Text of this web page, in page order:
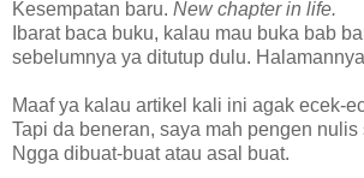
Kesempatan baru. New chapter in life.
Ibarat baca buku, kalau mau buka bab
sebelumnya ya ditutup dulu.
Maaf ya kalau artikel kali ini agak ecek-
Tapi da beneran, saya mah pengen nulis
Ngga dibuat-buat atau asal buat.